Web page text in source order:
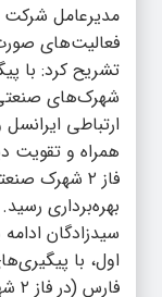
مدیرعامل
فعالیت‌های
تشریح کرد: با
شهرک‌های
ارتباطی
همراه و تقویت
فاز ۲
بهره‌برداری رسید.
سیدزادگان
اول، با